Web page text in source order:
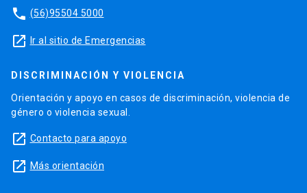
phone (56)95504 5000
launch Ir al sitio de Emergencias
DISCRIMINACIÓN Y VIOLENCIA
Orientación y apoyo en casos de discriminación, violencia de
género o violencia sexual.
launch Contacto para apoyo
launch Más orientación